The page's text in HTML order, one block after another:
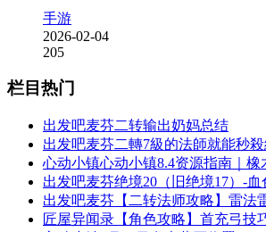
手游
2026-02-04
205
栏目热门
出发吧麦芬二转输出奶妈总结
出发吧麦芬二轉7級的法師就能秒殺
心动小镇心动小镇8.4资源指南｜橡
出发吧麦芬绝境20（旧绝境17）-血
出发吧麦芬【二转法师攻略】雷法
匠屋异闻录【角色攻略】首充弓技